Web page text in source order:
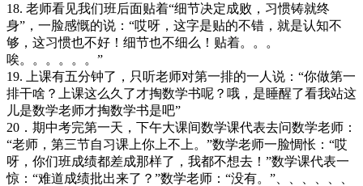
18. 老师看见我们班后面贴着“细节决定成败，习惯铸就终
身”，一脸感慨的说：“哎呀，这字是贴的不错，就是认知不
够，这习惯也不好！细节也不细么！贴着。。。
唉。。。。。。”
19. 上课有五分钟了，只听老师对第一排的一人说：“你做第一
排干啥？上课这么久了才掏数学书呢？哦，是睡醒了看我站这
儿是数学老师才掏数学书是吧”
20．期中考完第一天，下午大课间数学课代表去问数学老师：
“老师，第三节自习课上你上不上。”数学老师一脸惆怅：“哎
呀，你们班成绩都差成那样了，我都不想去！”数学课代表一
惊：“难道成绩批出来了？”数学老师：“没有。”、、、、、、